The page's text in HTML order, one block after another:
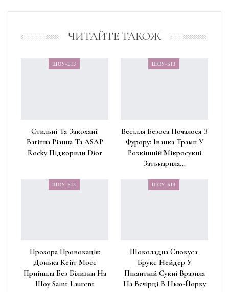
ЧИТАЙТЕ ТАКОЖ
ШОУ-БІЗ
Стильні Та Закохані:
Вагітна Ріанна Та ASAP
Rocky Підкорили Dior
ШОУ-БІЗ
Весілля Безоса Почалося З
Фурору: Іванка Трамп У
Розкішній Мікросукні
Затьмарила…
ШОУ-БІЗ
Прозора Провокація:
Донька Кейт Мосс
Прийшла Без Білизни На
Шоу Saint Laurent
ШОУ-БІЗ
Шоколадна Спокуса:
Брукс Нейдер У
Пікантній Сукні Вразила
На Вечірці В Нью-Йорку